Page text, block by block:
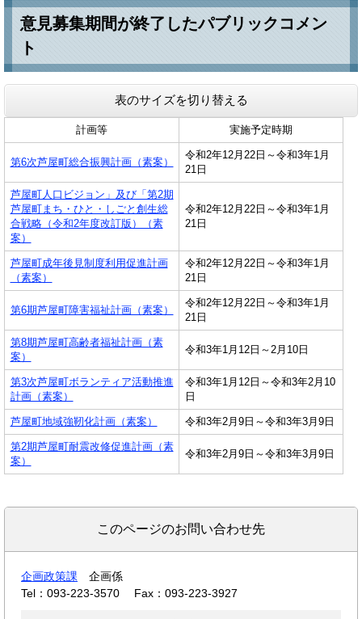
意見募集期間が終了したパブリックコメン
ト​
表のサイズを切り替える
計画等 実施予定時期
第6次芦屋町総合振興計画（素案）
令和2年12月22日～令和3年1月
21日
芦屋町人口ビジョン」及び「第2期
芦屋町まち・ひと・しごと創生総
合戦略（令和2年度改訂版）（素
案）
令和2年12月22日～令和3年1月
21日
芦屋町成年後見制度利用促進計画
（素案）
令和2年12月22日～令和3年1月
21日
第6期芦屋町障害福祉計画（素案）
令和2年12月22日～令和3年1月
21日
第8期芦屋町高齢者福祉計画（素
案）
令和3年1月12日～2月10日
第3次芦屋町ボランティア活動推進
計画（素案）
令和3年1月12日～令和3年2月10
日
芦屋町地域強靭化計画（素案） 令和3年2月9日～令和3年3月9日
第2期芦屋町耐震改修促進計画（素
案）
令和3年2月9日～令和3年3月9日
このページのお問い合わせ先
企画政策課
企画係
Tel：093-223-3570
Fax：093-223-3927